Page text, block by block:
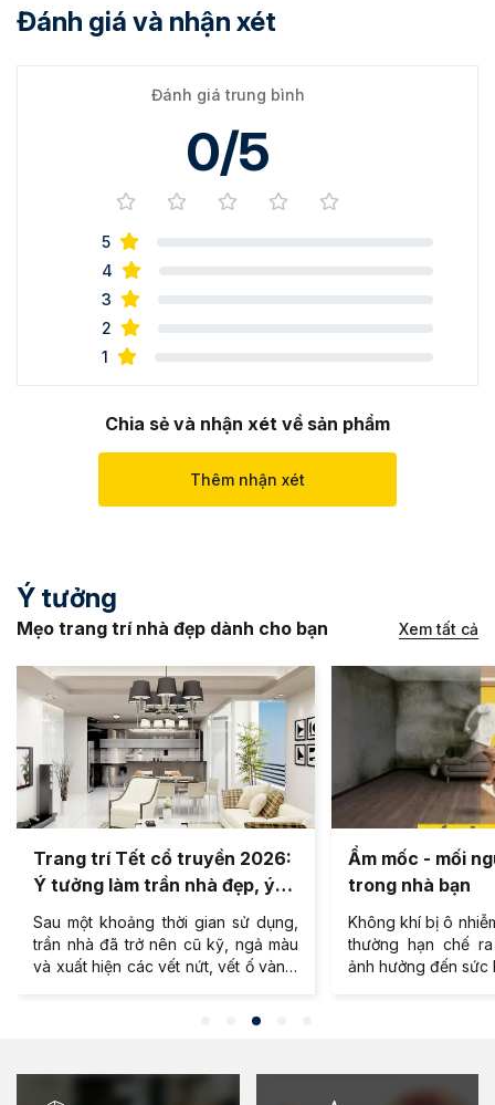
Đánh giá và nhận xét
Đánh giá trung bình
0/5
5
4
3
2
1
Chia sẻ và nhận xét về sản phẩm
Thêm nhận xét
Ý tưởng
Mẹo trang trí nhà đẹp dành cho bạn Xem tất cả
Ẩm mốc - mối nguy hại ngay
trong nhà bạn
Không khí bị ô nhiễm nặng, chúng ta
thường hạn chế ra ngoài để giảm
ảnh hưởng đến sức khỏe. Tuy nhiên,
BẢO HÀNH
VỚI HỆ
Chế độ bảo
cho hệ trần
Eurocoustic®